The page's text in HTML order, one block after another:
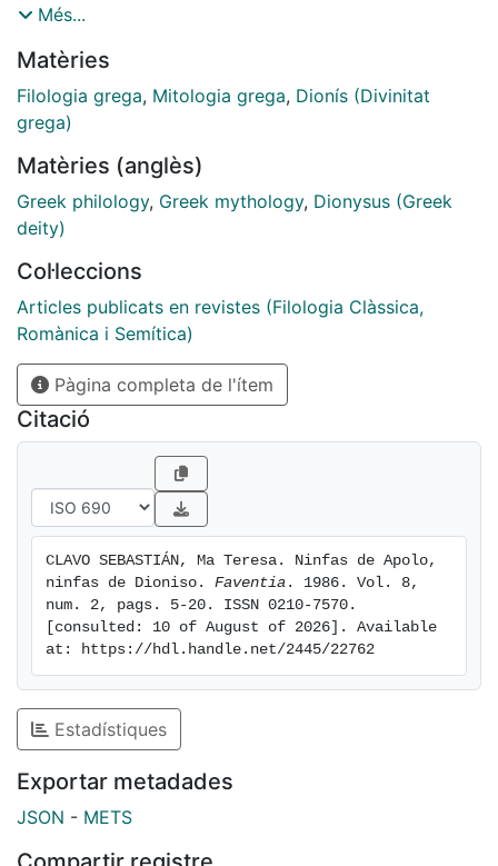
momento, no sin despertar fuertes controversias, la
abstrayendo del conjunto por una parte una
estructura, por otra los diversos niveles de
significacion y los múltiples sistemas de referencias de
extremos de esta linea metodologica, para nosotros
es tarribien evidente que las variantes de un mismo
rnito -sea cua1 fuere el medio en que se encuentran-
mantienen entre si relaciones complementarias
Més...
Matèries
Filologia grega, Mitologia grega, Dionís (Divinitat
grega)
Matèries (anglès)
Greek philology, Greek mythology, Dionysus (Greek
deity)
Col·leccions
Articles publicats en revistes (Filologia Clàssica,
Romànica i Semítica)
Pàgina completa de l'ítem
Citació
CLAVO SEBASTIÁN, Ma Teresa. Ninfas de Apolo,
ninfas de Dioniso. Faventia . 1986. Vol. 8,
num. 2, pags. 5-20. ISSN 0210-7570.
[consulted: 10 of August of 2026]. Available
at: https://hdl.handle.net/2445/22762
Estadístiques
Exportar metadades
JSON - METS